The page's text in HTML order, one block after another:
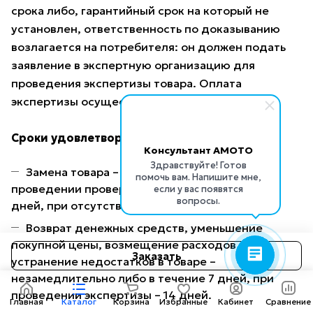
Консультант AMOTO
Здравствуйте! Готов
помочь вам. Напишите мне,
если у вас появятся
вопросы.
Заказать
срока либо, гарантийный срок на который не
установлен, ответственность по доказыванию
возлагается на потребителя: он должен подать
заявление в экспертную организацию для
проведения экспертизы товара. Оплата
экспертизы осуществляется продавцом.
Сроки удовлетворения требований
Замена товара – незамедлительно (при
проведении проверки качества – не более 14
дней, при отсутствии товара – 1 месяц).
Возврат денежных средств, уменьшение
покупной цены, возмещение расходов на
устранение недостатков в товаре –
незамедлительно либо в течение 7 дней, при
проведении экспертизы – 14 дней.
Главная Каталог Корзина Избранные Кабинет Сравнение